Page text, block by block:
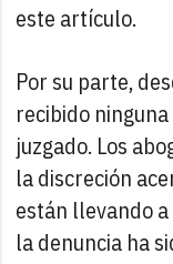
este artículo.
Por su parte,
recibido
juzgado. Los
la discreción
están llevando
la denuncia ha